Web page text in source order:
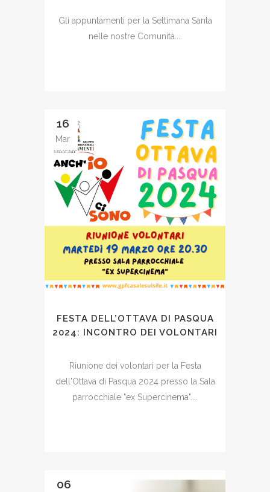
Gli appuntamenti per la Settimana Santa
nelle nostre Comunità....
16
Mar
FESTA DELL’OTTAVA DI PASQUA
2024: INCONTRO DEI VOLONTARI
Riunione dei volontari per la Festa
dell'Ottava di Pasqua 2024 presso la Sala
parrocchiale "ex Supercinema"....
06